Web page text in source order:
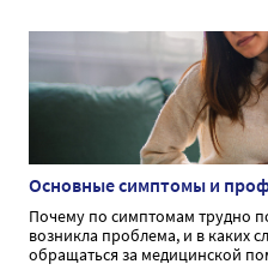
Основные симптомы и
Почему по симптомам трудно
возникла проблема, и в каких
обращаться за медицинской